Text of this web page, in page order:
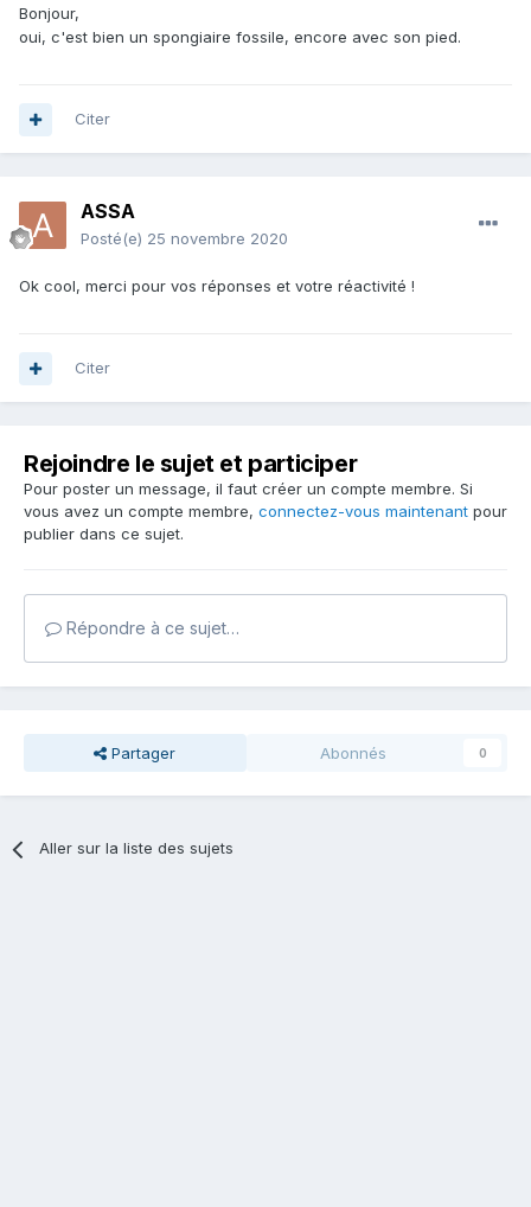
Bonjour,
oui, c'est bien un spongiaire fossile, encore avec son pied.
Citer
ASSA
Posté(e) 25 novembre 2020
Ok cool, merci pour vos réponses et votre réactivité !
Citer
Rejoindre le sujet et participer
Pour poster un message, il faut créer un compte membre. Si
vous avez un compte membre, connectez-vous maintenant pour
publier dans ce sujet.
Répondre à ce sujet…
Partager Abonnés 0
Aller sur la liste des sujets